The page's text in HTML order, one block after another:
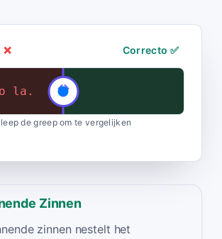
Correcto ✅
la.
de greep om te vergelijken
Zinnen
zinnen nestelt het